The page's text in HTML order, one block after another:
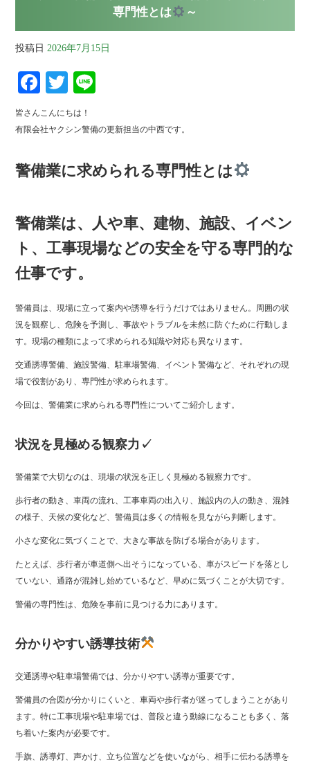
専門性とは
～
投稿日 2026年7月15日
Fa
ce
bo
T
wi
tte
皆さんこんにちは！
有限会社ヤクシン警備の更新担当の中西です。
警備業に求められる専門性とは
警備業は、人や車、建物、施設、イベン
ト、工事現場などの安全を守る専門的な
仕事です。
警備員は、現場に立って案内や誘導を行うだけではありません。周囲の状
況を観察し、危険を予測し、事故やトラブルを未然に防ぐために行動しま
す。現場の種類によって求められる知識や対応も異なります。
交通誘導警備、施設警備、駐車場警備、イベント警備など、それぞれの現
場で役割があり、専門性が求められます。
今回は、警備業に求められる専門性についてご紹介します。
状況を見極める観察力✓
警備業で大切なのは、現場の状況を正しく見極める観察力です。
歩行者の動き、車両の流れ、工事車両の出入り、施設内の人の動き、混雑
の様子、天候の変化など、警備員は多くの情報を見ながら判断します。
小さな変化に気づくことで、大きな事故を防げる場合があります。
たとえば、歩行者が車道側へ出そうになっている、車がスピードを落とし
ていない、通路が混雑し始めているなど、早めに気づくことが大切です。
警備の専門性は、危険を事前に見つける力にあります。
分かりやすい誘導技術
交通誘導や駐車場警備では、分かりやすい誘導が重要です。
警備員の合図が分かりにくいと、車両や歩行者が迷ってしまうことがあり
ます。特に工事現場や駐車場では、普段と違う動線になることも多く、落
ち着いた案内が必要です。
手旗、誘導灯、声かけ、立ち位置などを使いながら、相手に伝わる誘導を